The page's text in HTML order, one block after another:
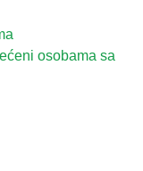
osobama sa